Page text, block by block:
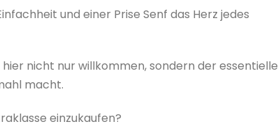
und einer Prise Senf das Herz jedes
nicht nur willkommen, sondern der essentielle
macht.
einzukaufen?